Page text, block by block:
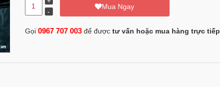
Mua Ngay
Gọi 0967 707 003để được tư vấn hoặc mua hàng trực tiếp